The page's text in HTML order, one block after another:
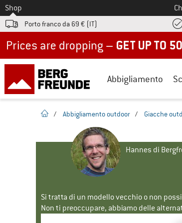
Allo
Shop
Porto franco da 69 € (IT)
Abbigliamento
pagina iniziale
/ Abbigliamento outdoor / Giacche
Hannes di
Si tratta di un modello vecchio o non
Non ti preoccupare, abbiamo delle